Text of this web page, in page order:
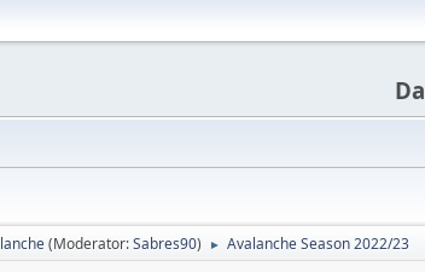
(Moderator:Sabres90) ► Avalanche Season 2022/23